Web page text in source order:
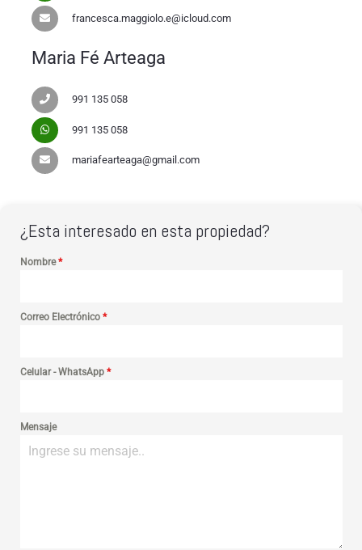
francesca.maggiolo.e@icloud.com
Maria Fé Arteaga
991 135 058
991 135 058
mariafearteaga@gmail.com
¿Esta interesado en esta propiedad?
Nombre*
Correo Electrónico *
Celular - WhatsApp *
Mensaje